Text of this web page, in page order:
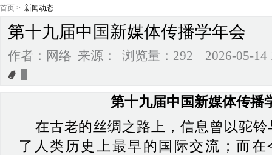
首页 > 新闻动态
第十九届中国新媒体传播学年会
作者：网络 来源： 浏览量：292 2026-05-14
第十九届中国新媒体传播
在古老的丝绸之路上，信息曾以驼
了人类历史上最早的国际交流 ； 而在